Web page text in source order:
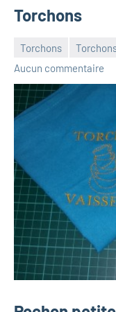
Torchons
Torchons
Luna_2013
Aucun commentaire